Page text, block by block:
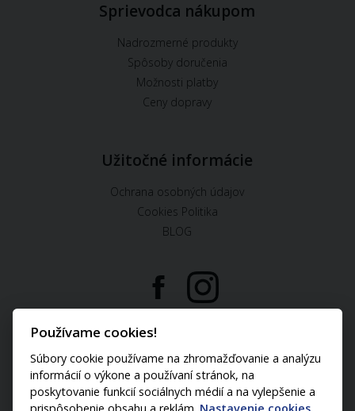
Sprievodca nákupom
Nadrozmerné produkty
Spôsoby doručenia
Možnosti platby
Ceny dopravy
Užitočné informácie
Ochrana osobných údajov
Cookies Politika
BLOG
U nás môžete platiť:
Používame cookies!
Súbory cookie používame na zhromažďovanie a analýzu
informácií o výkone a používaní stránok, na
poskytovanie funkcií sociálnych médií a na vylepšenie a